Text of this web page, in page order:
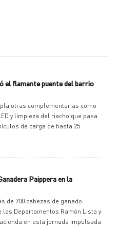
el flamante puente del barrio
otras complementarias como
y limpieza del riacho que pasa
de carga de hasta 25
Paippera en la
de 700 cabezas de ganado.
los Departamentos Ramón Lista y
en esta jornada impulsada